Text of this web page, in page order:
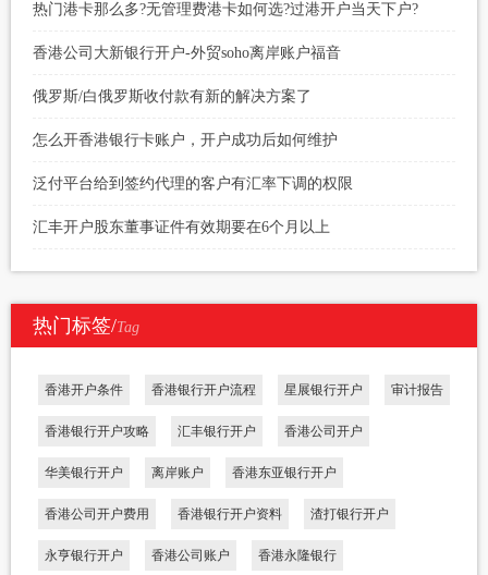
热门港卡那么多?无管理费港卡如何选?过港开户当天下户?
香港公司大新银行开户-外贸soho离岸账户福音
俄罗斯/白俄罗斯收付款有新的解决方案了
怎么开香港银行卡账户，开户成功后如何维护
泛付平台给到签约代理的客户有汇率下调的权限
汇丰开户股东董事证件有效期要在6个月以上
热门标签/Tag
香港开户条件 香港银行开户流程 星展银行开户 审计报告
香港银行开户攻略 汇丰银行开户 香港公司开户
华美银行开户 离岸账户 香港东亚银行开户
香港公司开户费用 香港银行开户资料 渣打银行开户
永亨银行开户 香港公司账户 香港永隆银行